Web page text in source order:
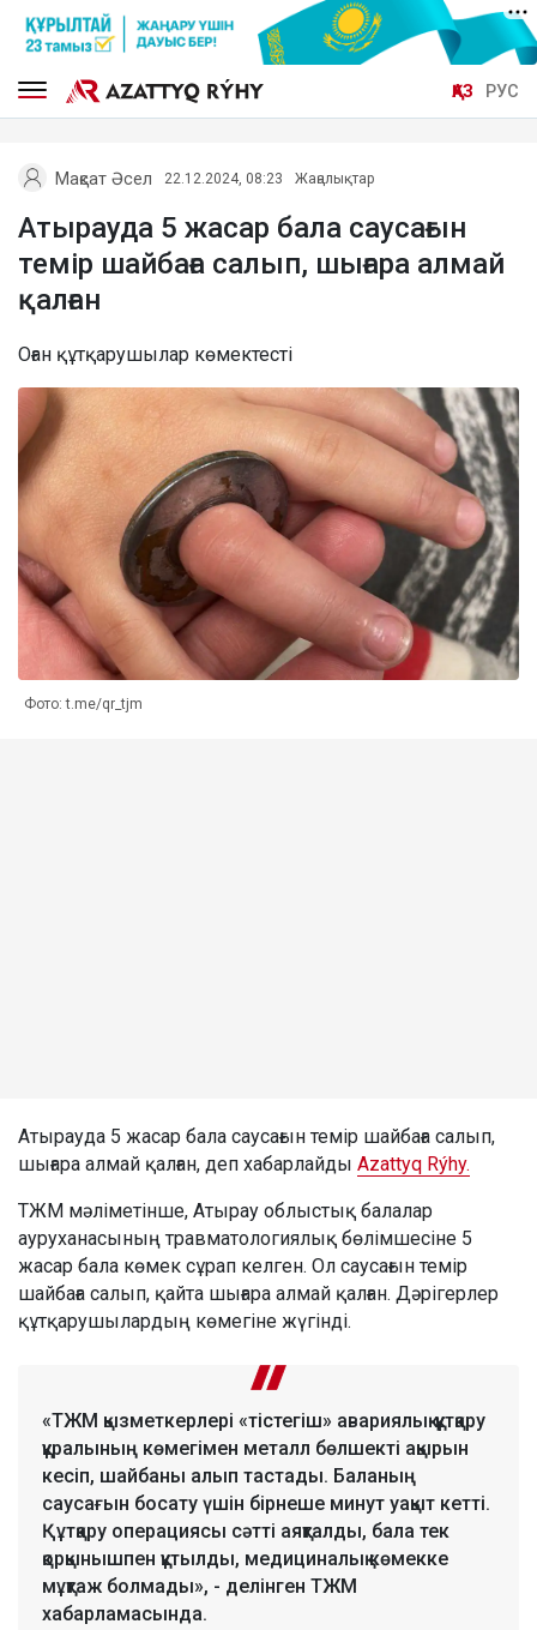
ҚАЗ РУС
Мақсат Әсел 22.12.2024, 08:23 Жаңалықтар
Атырауда 5 жасар бала саусағын
темір шайбаға салып, шығара алмай
қалған
Оған құтқарушылар көмектесті
Фото: t.me/qr_tjm
Атырауда 5 жасар бала саусағын темір шайбаға салып,
шығара алмай қалған, деп хабарлайды Azattyq Rýhy.
ТЖМ мәліметінше, Атырау облыстық балалар
ауруханасының травматологиялық бөлімшесіне 5
жасар бала көмек сұрап келген. Ол саусағын темір
шайбаға салып, қайта шығара алмай қалған. Дәрігерлер
құтқарушылардың көмегіне жүгінді.
«ТЖМ қызметкерлері «тістегіш» авариялық-құтқару
құралының көмегімен металл бөлшекті ақырын
кесіп, шайбаны алып тастады. Баланың
саусағын босату үшін бірнеше минут уақыт кетті.
Құтқару операциясы сәтті аяқталды, бала тек
қорқынышпен құтылды, медициналық көмекке
мұқтаж болмады», - делінген ТЖМ
хабарламасында.